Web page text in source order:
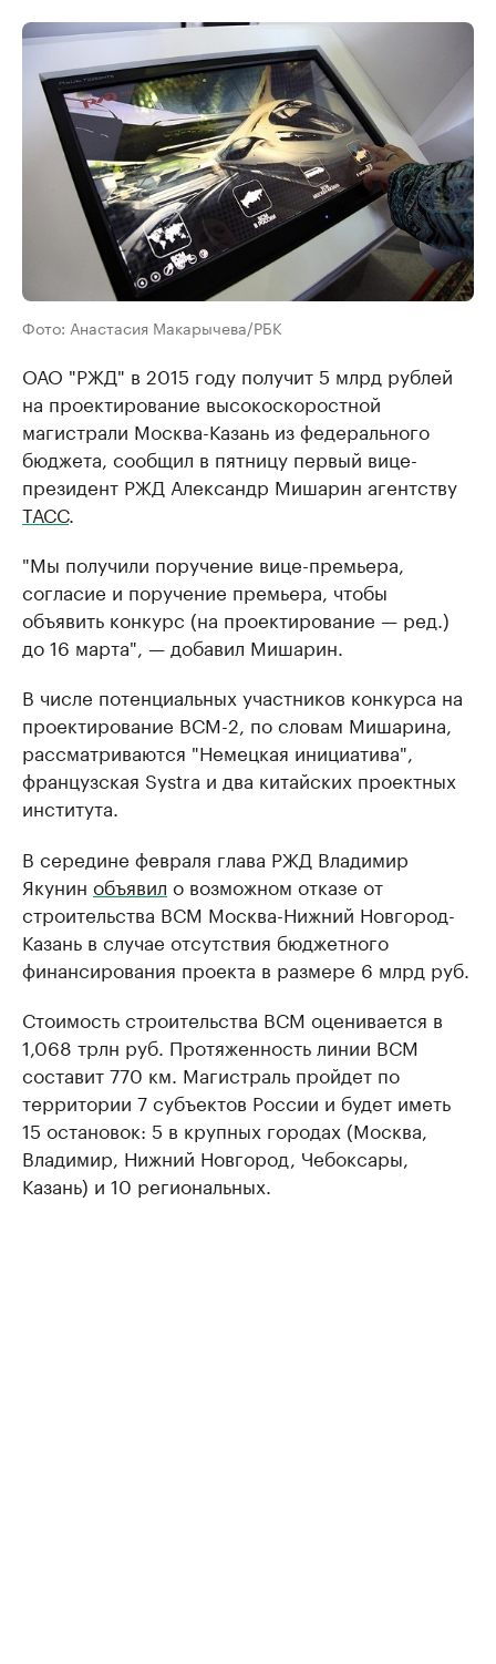
Фото: Анастасия Макарычева/РБК
ОАО "РЖД" в 2015 году получит 5 млрд рублей
на проектирование высокоскоростной
магистрали Москва-Казань из федерального
бюджета, сообщил в пятницу первый вице-
президент РЖД Александр Мишарин агентству
ТАСС.
"Мы получили поручение вице-премьера,
согласие и поручение премьера, чтобы
объявить конкурс (на проектирование — ред.)
до 16 марта", — добавил Мишарин.
В числе потенциальных участников конкурса на
проектирование ВСМ-2, по словам Мишарина,
рассматриваются "Немецкая инициатива",
французская Systra и два китайских проектных
института.
В середине февраля глава РЖД Владимир
Якунин объявил о возможном отказе от
строительства ВСМ Москва-Нижний Новгород-
Казань в случае отсутствия бюджетного
финансирования проекта в размере 6 млрд руб.
Стоимость строительства ВСМ оценивается в
1,068 трлн руб. Протяженность линии ВСМ
составит 770 км. Магистраль пройдет по
территории 7 субъектов России и будет иметь
15 остановок: 5 в крупных городах (Москва,
Владимир, Нижний Новгород, Чебоксары,
Казань) и 10 региональных.